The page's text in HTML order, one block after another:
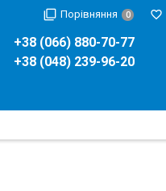
Порівняння 0
+38 (066) 880-70-77
+38 (048) 239-96-20